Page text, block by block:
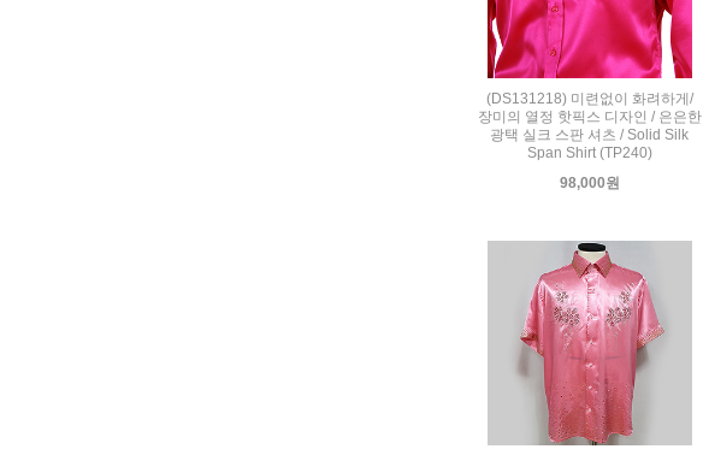
(DS131218) 미련없이 화려하게/
장미의 열정 핫픽스 디자인 / 은은한
광택 실크 스판 셔츠 / Solid Silk
Span Shirt (TP240)
98,000원